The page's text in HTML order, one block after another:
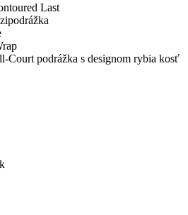
Last
Court podrážka s designom rybia kosť